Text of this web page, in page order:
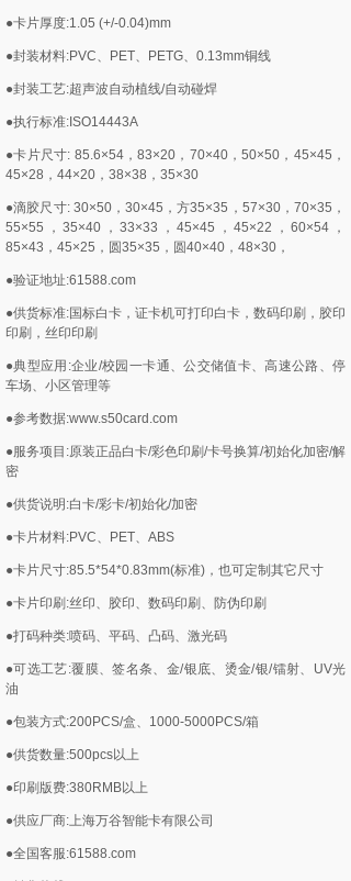
●卡片厚度:1.05 (+/-0.04)mm
●封装材料:PVC、PET、PETG、0.13mm铜线
●封装工艺:超声波自动植线/自动碰焊
●执行标准:ISO14443A
●卡片尺寸: 85.6×54，83×20，70×40，50×50，45×45，
45×28，44×20，38×38，35×30
●滴胶尺寸: 30×50，30×45，方35×35，57×30，70×35，
55×55，35×40，33×33，45×45，45×22，60×54，
85×43，45×25，圆35×35，圆40×40，48×30，
●验证地址:61588.com
●供货标准:国标白卡，证卡机可打印白卡，数码印刷，胶印
印刷，丝印印刷
●典型应用:企业/校园一卡通、公交储值卡、高速公路、停
车场、小区管理等
●参考数据:www.s50card.com
●服务项目:原装正品白卡/彩色印刷/卡号换算/初始化加密/解
密
●供货说明:白卡/彩卡/初始化/加密
●卡片材料:PVC、PET、ABS
●卡片尺寸:85.5*54*0.83mm(标准)，也可定制其它尺寸
●卡片印刷:丝印、胶印、数码印刷、防伪印刷
●打码种类:喷码、平码、凸码、激光码
●可选工艺:覆膜、签名条、金/银底、烫金/银/镭射、UV光
油
●包装方式:200PCS/盒、1000-5000PCS/箱
●供货数量:500pcs以上
●印刷版费:380RMB以上
●供应厂商:上海万谷智能卡有限公司
●全国客服:61588.com